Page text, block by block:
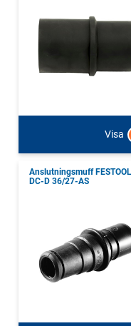
Visa
Anslutningsmuff FESTOOL
DC-D 36/27-AS